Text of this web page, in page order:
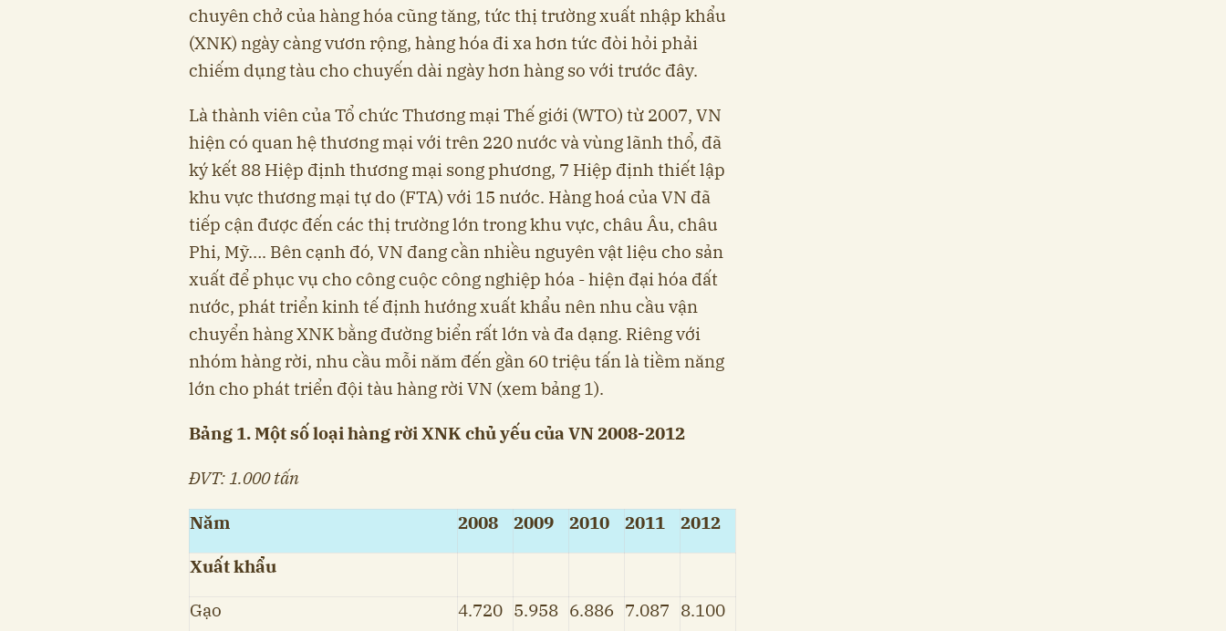
chuyên chở của hàng hóa cũng tăng, tức thị trường xuất nhập khẩu
(XNK) ngày càng vươn rộng, hàng hóa đi xa hơn tức đòi hỏi phải
chiếm dụng tàu cho chuyến dài ngày hơn hàng so với trước đây.
Là thành viên của Tổ chức Thương mại Thế giới (WTO) từ 2007, VN
hiện có quan hệ thương mại với trên 220 nước và vùng lãnh thổ, đã
ký kết 88 Hiệp định thương mại song phương, 7 Hiệp định thiết lập
khu vực thương mại tự do (FTA) với 15 nước. Hàng hoá của VN đã
tiếp cận được đến các thị trường lớn trong khu vực, châu Âu, châu
Phi, Mỹ…. Bên cạnh đó, VN đang cần nhiều nguyên vật liệu cho sản
xuất để phục vụ cho công cuộc công nghiệp hóa - hiện đại hóa đất
nước, phát triển kinh tế định hướng xuất khẩu nên nhu cầu vận
chuyển hàng XNK bằng đường biển rất lớn và đa dạng. Riêng với
nhóm hàng rời, nhu cầu mỗi năm đến gần 60 triệu tấn là tiềm năng
lớn cho phát triển đội tàu hàng rời VN (xem bảng 1).
Bảng 1. Một số loại hàng rời XNK chủ yếu của VN 2008-2012
ĐVT: 1.000 tấn
Năm 2008 2009 2010 2011
2012
Xuất khẩu
Gạo
4.720 5.958 6.886 7.087 8.100